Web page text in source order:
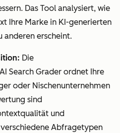
Das Tool analysiert, wie
Ihre Marke in KI-generierten
anderen erscheint.
Die
Search Grader ordnet Ihre
oder Nischenunternehmen
sind
und
Abfragetypen